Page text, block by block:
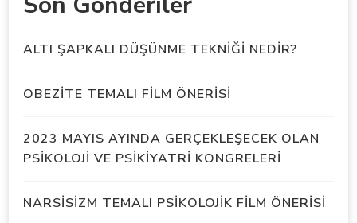
ALTI ŞAPKALI DÜŞÜNME TEKNİĞİ NEDİR?
OBEZİTE TEMALI FİLM ÖNERİSİ
2023 MAYIS AYINDA GERÇEKLEŞECEK OLAN
PSİKOLOJİ VE PSİKİYATRİ KONGRELERİ
NARSİSİZM TEMALI PSİKOLOJİK FİLM ÖNERİSİ